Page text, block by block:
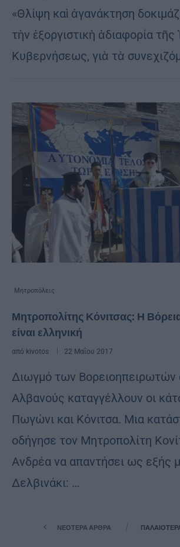
«Θλίψη καὶ ἀγανάκτηση
τὴν ἐξοργιστικὴ ἀδιαφορία
Κυβερνήσεως, γιὰ τὰ
Μητροπόλεις
Μητροπολίτης Κόνιτσας: Η
είναι ελληνική
από kivotos 22 Μαΐου 2017
Διωγμό των Βορειοηπειρωτών
Aλβανούς καταγγέλλουν οι
Πωγώνι και Κόνιτσα. Μια
οδήγησε τον Μητροπολίτη
Ανδρέα να απαντήσει ως εξής
Δελβινάκι: …
ΝΕΌΤΕΡΑ ΆΡΘΡΑ